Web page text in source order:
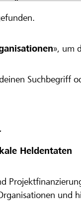
», um
Suchbegriff
Heldentaten
und